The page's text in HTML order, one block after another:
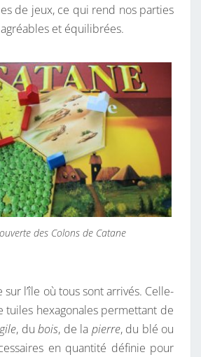
de jeux, ce qui rend nos parties
et équilibrées.
des Colons de Catane
l’île où tous sont arrivés. Celle-
tuiles hexagonales permettant de
, du bois, de la pierre, du blé ou
en quantité définie pour